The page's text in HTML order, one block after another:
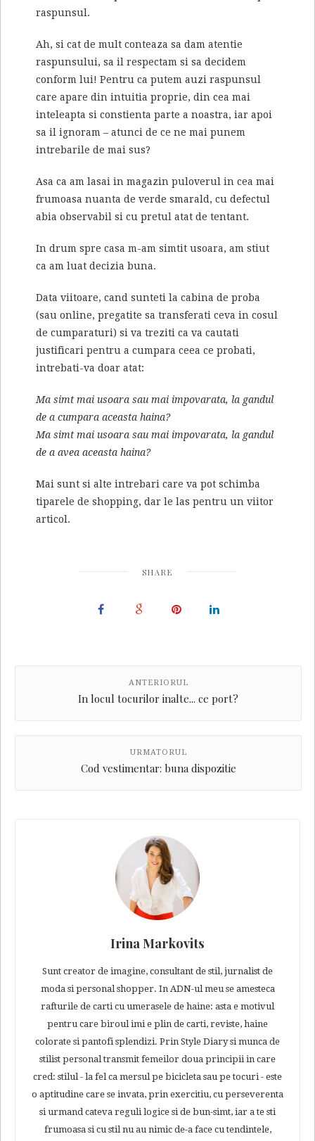
raspunsul.
Ah, si cat de mult conteaza sa dam atentie
raspunsului, sa il respectam si sa decidem
conform lui! Pentru ca putem auzi raspunsul
care apare din intuitia proprie, din cea mai
inteleapta si constienta parte a noastra, iar apoi
sa il ignoram – atunci de ce ne mai punem
intrebarile de mai sus?
Asa ca am lasai in magazin puloverul in cea mai
frumoasa nuanta de verde smarald, cu defectul
abia observabil si cu pretul atat de tentant.
In drum spre casa m-am simtit usoara, am stiut
ca am luat decizia buna.
Data viitoare, cand sunteti la cabina de proba
(sau online, pregatite sa transferati ceva in cosul
de cumparaturi) si va treziti ca va cautati
justificari pentru a cumpara ceea ce probati,
intrebati-va doar atat:
Ma simt mai usoara sau mai impovarata, la gandul
de a cumpara aceasta haina?
Ma simt mai usoara sau mai impovarata, la gandul
de a avea aceasta haina?
Mai sunt si alte intrebari care va pot schimba
tiparele de shopping, dar le las pentru un viitor
articol.
SHARE
ANTERIORUL
In locul tocurilor inalte... ce port?
URMATORUL
Cod vestimentar: buna dispozitie
Irina Markovits
Sunt creator de imagine, consultant de stil, jurnalist de
moda si personal shopper. In ADN-ul meu se amesteca
rafturile de carti cu umerasele de haine: asta e motivul
pentru care biroul imi e plin de carti, reviste, haine
colorate si pantofi splendizi. Prin Style Diary si munca de
stilist personal transmit femeilor doua principii in care
cred: stilul - la fel ca mersul pe bicicleta sau pe tocuri - este
o aptitudine care se invata, prin exercitiu, cu perseverenta
si urmand cateva reguli logice si de bun-simt, iar a te sti
frumoasa si cu stil nu au nimic de-a face cu tendintele,